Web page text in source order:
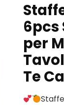
6pcs
per
Te